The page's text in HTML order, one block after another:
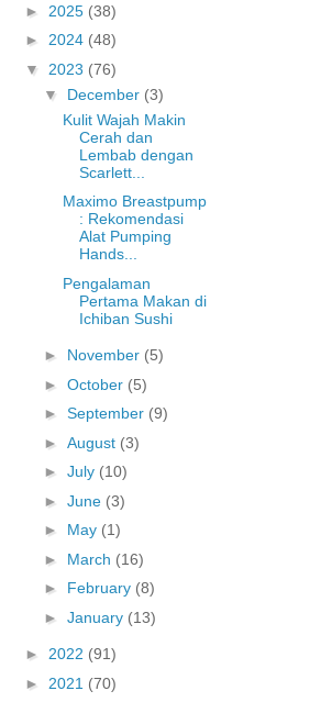
► 2025 (38)
► 2024 (48)
▼ 2023 (76)
▼ December (3)
Kulit Wajah Makin
Cerah dan
Lembab dengan
Scarlett...
Maximo Breastpump
: Rekomendasi
Alat Pumping
Hands...
Pengalaman
Pertama Makan di
Ichiban Sushi
► November (5)
► October (5)
► September (9)
► August (3)
► July (10)
► June (3)
► May (1)
► March (16)
► February (8)
► January (13)
► 2022 (91)
► 2021 (70)